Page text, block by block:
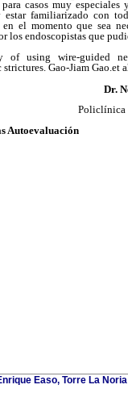
para casos muy
familiarizado con
en el momento que sea
los endoscopistas que
of using wire-guided
strictures. Gao-Jiam
Dr.
Policlínica
Autoevaluación
Easo, Torre La